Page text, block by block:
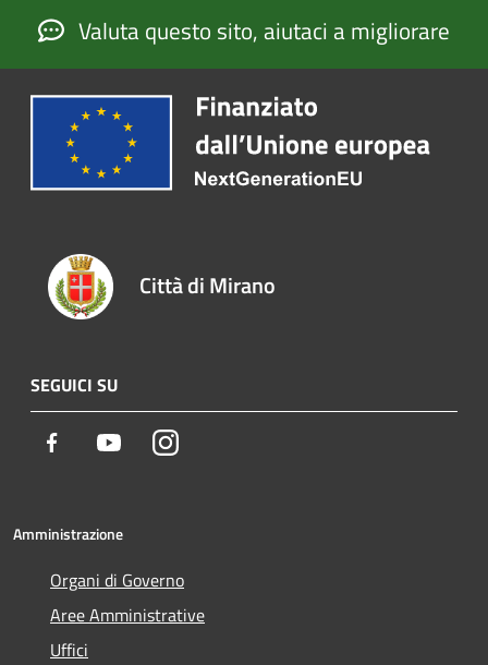
Valuta questo sito, aiutaci a migliorare
Città di Mirano
SEGUICI SU
Facebook YoutubeInstagram
Amministrazione
Organi di Governo
Aree Amministrative
Uffici